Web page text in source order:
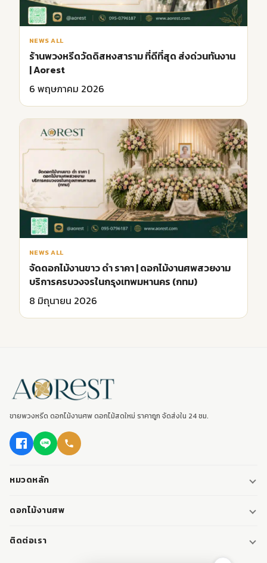
NEWS ALL
ร้านพวงหรีดวัดดิสหงสาราม ที่ดีที่สุด ส่งด่วนทันงาน
| Aorest
6 พฤษภาคม 2026
NEWS ALL
จัดดอกไม้งานขาว ดํา ราคา | ดอกไม้งานศพสวยงาม
บริการครบวงจรในกรุงเทพมหานคร (กทม)
8 มิถุนายน 2026
ขายพวงหรีด ดอกไม้งานศพ ดอกไม้สดใหม่ ราคาถูก จัดส่งใน 24 ชม.
หมวดหลัก
พวงหรีด
พวงหรีดมาลา
ดอกไม้งานศพ
ดอกไม้หน้าศพ
ติดต่อเรา